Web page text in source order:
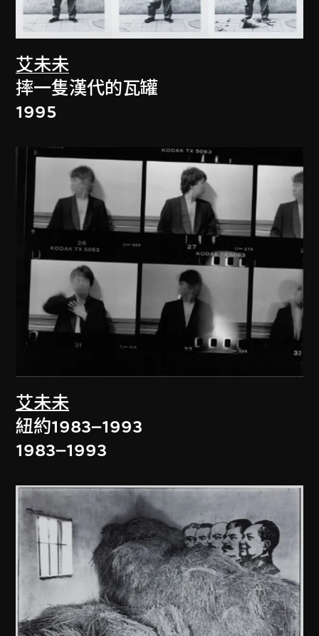
艾未未
摔一隻漢代的瓦罐
1995
艾未未
紐約1983–1993
1983–1993